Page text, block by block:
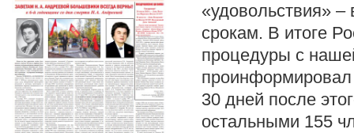
«удовольствия»
срокам. В итоге
процедуры с
проинформировал
30 дней после
остальными 155